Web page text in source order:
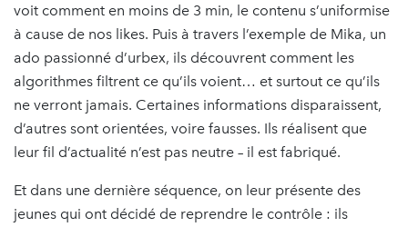
voit comment en moins de 3 min, le contenu s’uniformise
à cause de nos likes. Puis à travers l’exemple de Mika, un
ado passionné d’urbex, ils découvrent comment les
algorithmes filtrent ce qu’ils voient… et surtout ce qu’ils
ne verront jamais. Certaines informations disparaissent,
d’autres sont orientées, voire fausses. Ils réalisent que
leur fil d’actualité n’est pas neutre – il est fabriqué.
Et dans une dernière séquence, on leur présente des
jeunes qui ont décidé de reprendre le contrôle : ils